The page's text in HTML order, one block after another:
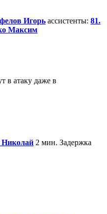
Игорь ассистенты: 81.
Максим
в атаку даже в
Николай 2 мин. Задержка